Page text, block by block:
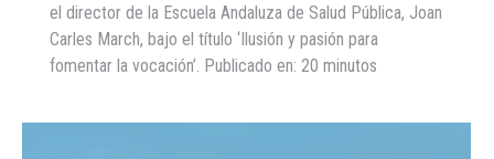
el director de la Escuela Andaluza de Salud Pública, Joan
Carles March, bajo el título ‘Ilusión y pasión para
fomentar la vocación’. Publicado en: 20 minutos